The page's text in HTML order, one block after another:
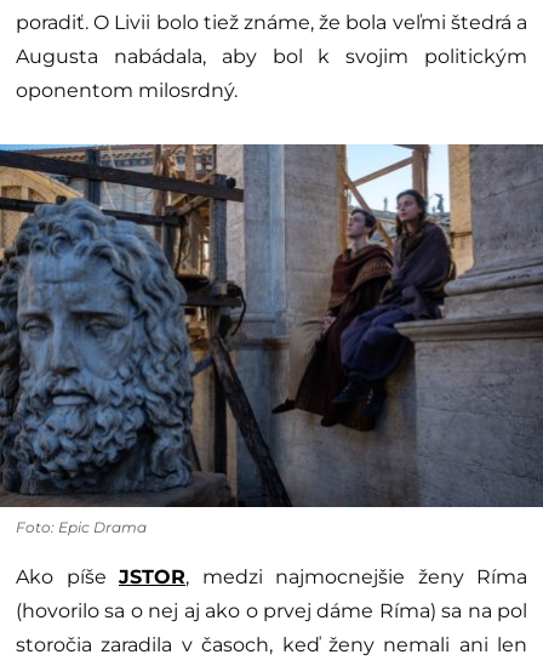
poradiť. O Livii bolo tiež známe, že bola veľmi štedrá a
Augusta nabádala, aby bol k svojim politickým
oponentom milosrdný.
Foto: Epic Drama
Ako píše JSTOR, medzi najmocnejšie ženy Ríma
(hovorilo sa o nej aj ako o prvej dáme Ríma) sa na pol
storočia zaradila v časoch, keď ženy nemali ani len